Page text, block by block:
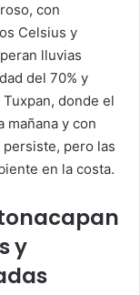
con
Celsius y
lluvias
del 70% y
donde el
mañana y con
pero las
en la costa.
y